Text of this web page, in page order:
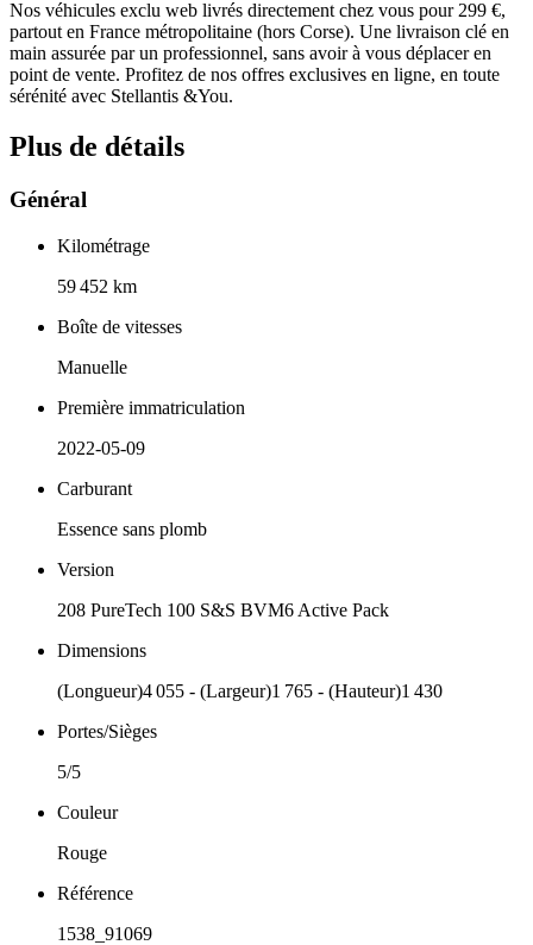
Nos véhicules exclu web livrés directement chez vous pour 299 €,
partout en France métropolitaine (hors Corse). Une livraison clé en
main assurée par un professionnel, sans avoir à vous déplacer en
point de vente. Profitez de nos offres exclusives en ligne, en toute
sérénité avec Stellantis &You.
Plus de détails
Général
Kilométrage
59 452 km
Boîte de vitesses
Manuelle
Première immatriculation
2022-05-09
Carburant
Essence sans plomb
Version
208 PureTech 100 S&S BVM6 Active Pack
Dimensions
(Longueur)4 055 - (Largeur)1 765 - (Hauteur)1 430
Portes/Sièges
5/5
Couleur
Rouge
Référence
1538_91069